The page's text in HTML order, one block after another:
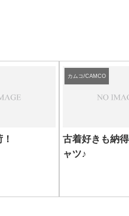
カムコ/CAMCO
古着好きも納
ャツ♪